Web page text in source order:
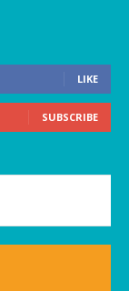
LIKE
SUBSCRIBE